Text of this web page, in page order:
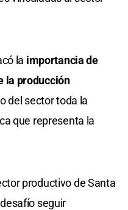
la importancia de
la producción
del sector toda la
que representa la
productivo de Santa
seguir